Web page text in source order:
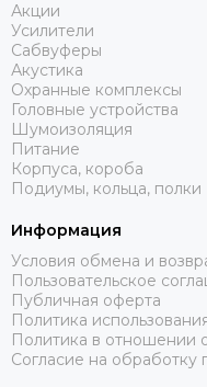
Акции
Усилители
Сабвуферы
Акустика
Охранные комплексы
Головные устройства
Шумоизоляция
Питание
Корпуса, короба
Подиумы, кольца, полки
Информация
Условия обмена и
Пользовательское
Публичная оферта
Политика
Политика в отношении
Согласие на обработку